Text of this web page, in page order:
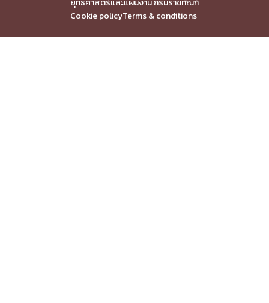
ยุทธศาสตร์และแผนงาน กรมราชทัณฑ์
Cookie policyTerms & conditions